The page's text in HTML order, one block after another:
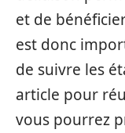
et de
est donc
de suivre les
article pour
vous pourrez